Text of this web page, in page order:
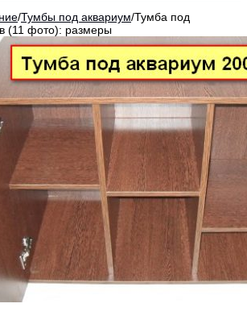
/Тумбы под аквариум/Тумба под
(11 фото): размеры